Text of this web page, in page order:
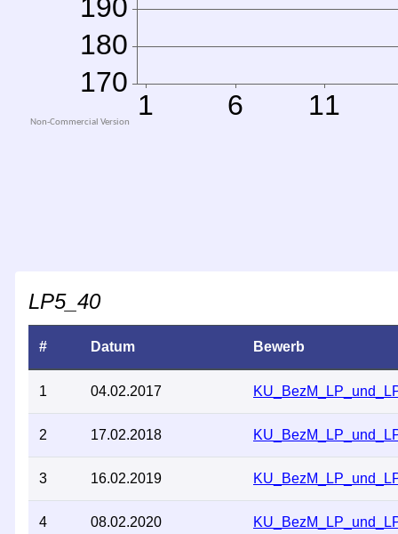
LP5_40
# Datum Bewerb
1 04.02.2017
2 17.02.2018
3 16.02.2019
4 08.02.2020